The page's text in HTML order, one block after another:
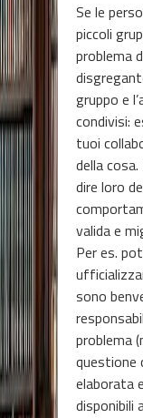
Se le
piccoli
problema
gruppo e
condivisi:
tuoi
della
dire loro
valida e
Per es.
sono
problema
questione
elaborata
disponibili